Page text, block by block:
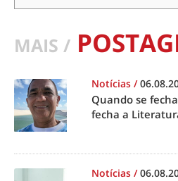
MAIS /
Notícias /
Quando se
fecha a
Notícias /